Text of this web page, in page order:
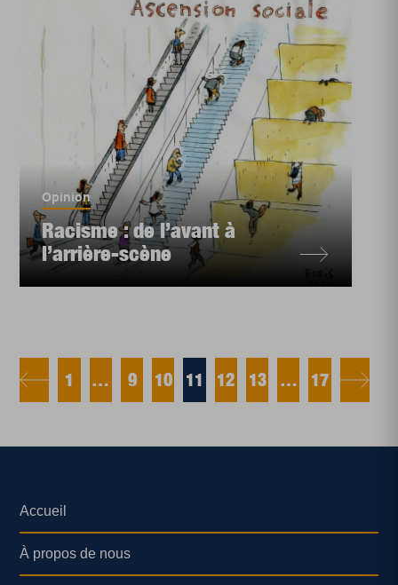
Opinion
Racisme : de l’avant à
l’arrière-scène
1 … 9 10 11 12 13 … 17
Accueil
À propos de nous